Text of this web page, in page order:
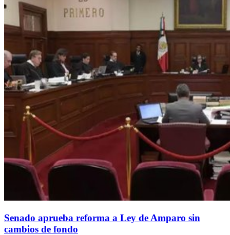
Senado aprueba reforma a Ley de Amparo sin
cambios de fondo